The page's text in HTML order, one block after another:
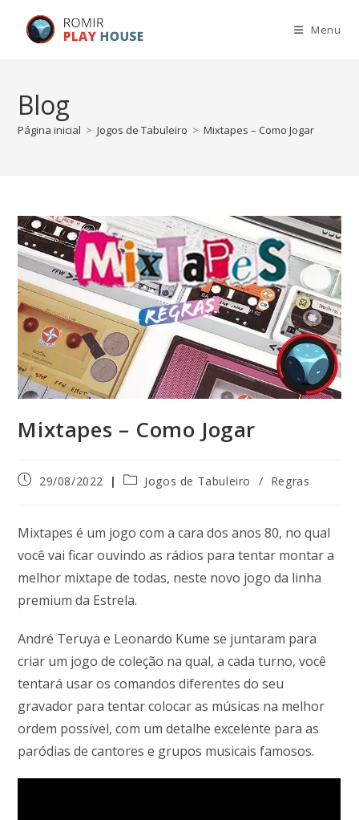
Menu
Blog
Página inicial > Jogos de Tabuleiro > Mixtapes – Como Jogar
Mixtapes – Como Jogar
29/08/2022 Jogos de Tabuleiro / Regras
Mixtapes é um jogo com a cara dos anos 80, no qual
você vai ficar ouvindo as rádios para tentar montar a
melhor mixtape de todas, neste novo jogo da linha
premium da Estrela.
André Teruya e Leonardo Kume se juntaram para
criar um jogo de coleção na qual, a cada turno, você
tentará usar os comandos diferentes do seu
gravador para tentar colocar as músicas na melhor
ordem possível, com um detalhe excelente para as
paródias de cantores e grupos musicais famosos.